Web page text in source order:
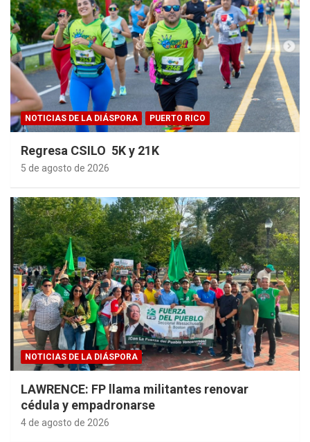
NOTICIAS DE LA DIÁSPORA PUERTO RICO
Regresa CSILO 5K y 21K
5 de agosto de 2026
NOTICIAS DE LA DIÁSPORA
LAWRENCE: FP llama militantes renovar
cédula y empadronarse
4 de agosto de 2026